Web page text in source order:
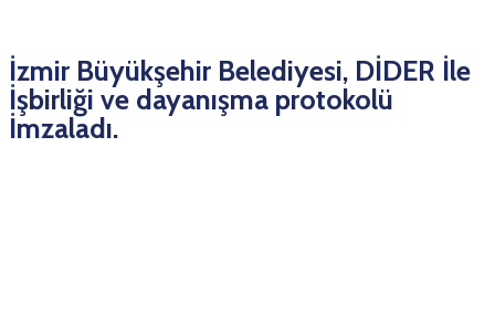
İzmir Büyükşehir Belediyesi, DİDER İle
İşbirliği ve dayanışma protokolü
İmzaladı.